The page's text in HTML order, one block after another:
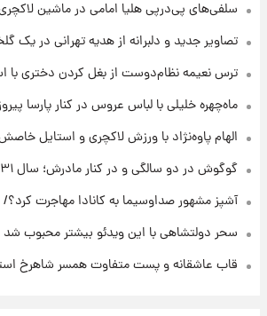
با قدرتمندترین و بادوام
شوید+ فیلم
۲۰ ساعت پیش
سلفی‌های پی‌درپی هلیا امامی در ماشین
تصاویر جدید و دلبرانه از هدیه تهرانی در یک
ترس نعیمه نظام‌دوست از بغل کردن دختری با
ماه‌چهره خلیلی با لباس عروس در کنار پارسا
الهام پاوه‌نژاد با ورزش لاکچری و استایل
گوگوش در دو سالگی و در کنار مادرش؛ سال ۱۳۳۱
آشپز مشهور صداوسیما به کانادا مهاجرت کرد؟/
سحر دولتشاهی با این ویدئو بیشتر محبوب شد
قاب عاشقانه و پست متفاوت همسر شاهرخ